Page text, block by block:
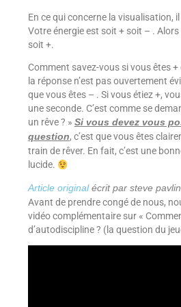
En ce qui concerne la visualisation,
Votre énergie est soit + soit – .
soit +.
Comment savez-vous si vous êtes
la réponse n’est pas ouvertement
que vous êtes – . Si vous étiez +,
une seconde. C’est comme se
un rêve ? » Si vous devez vous
question, c’est que vous êtes
train de rêver. En fait, c’est une
lucide.
Article originalécrit par steve
Avant de prendre congé de nous,
vidéo complémentaire sur «
d’autodiscipline ? (la question du